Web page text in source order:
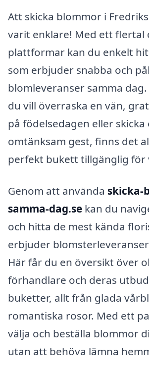
Att skicka blommor i
varit enklare! Med ett flertal
plattformar kan du enkelt
som erbjuder snabba och
blomleveranser samma
du vill överraska en vän,
på födelsedagen eller skicka
omtänksam gest, finns det
perfekt bukett tillgänglig för
Genom att använda skicka-
samma-dag.se kan du
och hitta de mest kända
erbjuder
Här får du en översikt över
förhandlare och deras
buketter, allt från glada
romantiska rosor. Med ett
välja och beställa blommor
utan att behöva lämna